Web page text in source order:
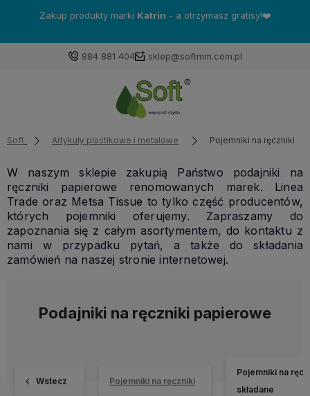
Zakup produkty marki Katrin - a otrzymasz gratisy!❤️
884 881 404 sklep@softmm.com.pl
Soft Artykuły plastikowe i metalowe Pojemniki na ręczniki
W naszym sklepie zakupią Państwo podajniki na
ręczniki papierowe renomowanych marek. Linea
Trade oraz Metsa Tissue to tylko część producentów,
których pojemniki oferujemy. Zapraszamy do
zapoznania się z całym asortymentem, do kontaktu z
nami w przypadku pytań, a także do składania
zamówień na naszej stronie internetowej.
Podajniki na ręczniki papierowe
Wstecz Pojemniki na ręczniki
Pojemniki na
składane